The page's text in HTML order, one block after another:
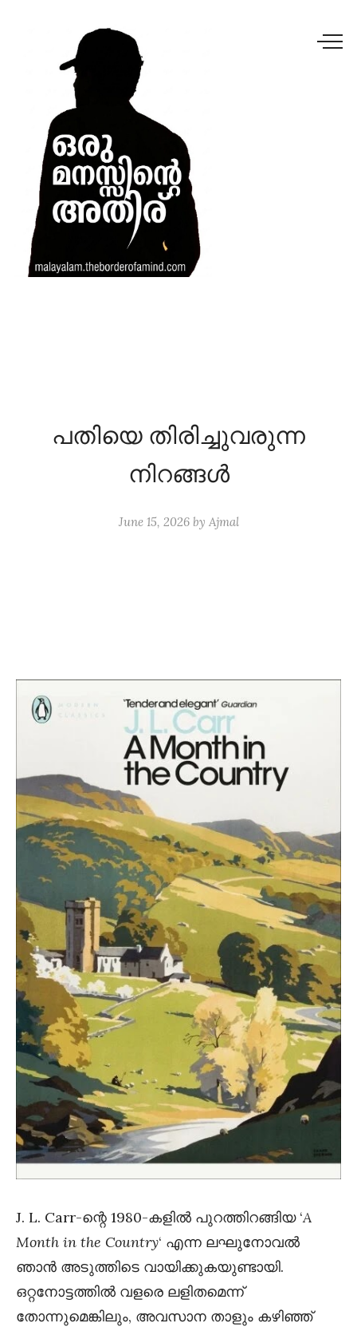
പതിയെ തിരിച്ചുവരുന്ന
നിറങ്ങൾ
June 15, 2026by Ajmal
J. L. Carr-ന്റെ 1980-കളിൽ പുറത്തിറങ്ങിയ ‘A
Month in the Country‘ എന്ന ലഘുനോവൽ
ഞാൻ അടുത്തിടെ വായിക്കുകയുണ്ടായി.
ഒറ്റനോട്ടത്തിൽ വളരെ ലളിതമെന്ന്
തോന്നുമെങ്കിലും, അവസാന താളും കഴിഞ്ഞ്